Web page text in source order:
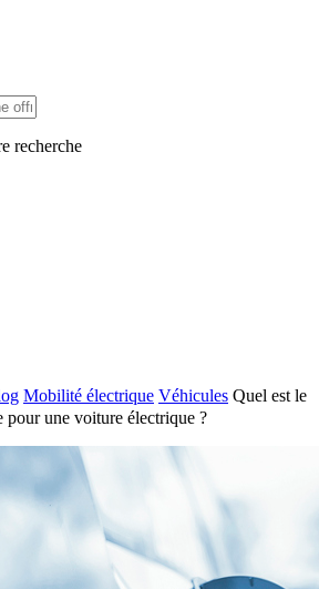
recherche
Mobilité électrique Véhicules Quel est le
pour une voiture électrique ?